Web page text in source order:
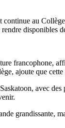
au
francophone,
ajoute que
avec
grandissante,